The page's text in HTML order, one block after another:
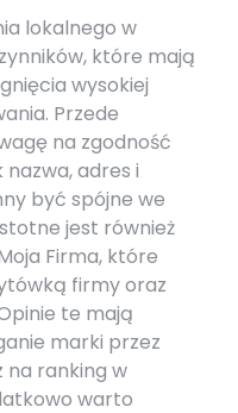
lokalnego w
które mają
wysokiej
Przede
na zgodność
adres i
być spójne we
jest również
Firma, które
firmy oraz
te mają
marki przez
ranking w
warto